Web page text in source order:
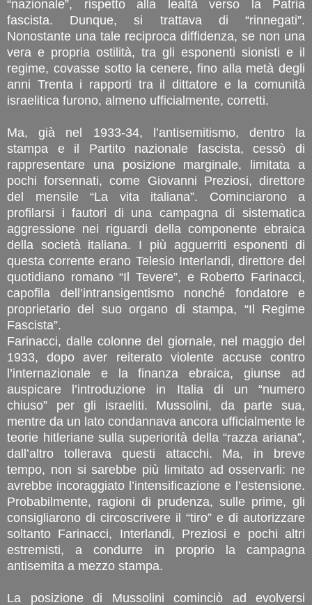
“nazionale”, rispetto alla lealtà verso la Patria
fascista. Dunque, si trattava di “rinnegati”.
Nonostante una tale reciproca diffidenza, se non una
vera e propria ostilità, tra gli esponenti sionisti e il
regime, covasse sotto la cenere, fino alla metà degli
anni Trenta i rapporti tra il dittatore e la comunità
israelitica furono, almeno ufficialmente, corretti.
Ma, già nel 1933-34, l’antisemitismo, dentro la
stampa e il Partito nazionale fascista, cessò di
rappresentare una posizione marginale, limitata a
pochi forsennati, come Giovanni Preziosi, direttore
del mensile “La vita italiana”. Cominciarono a
profilarsi i fautori di una campagna di sistematica
aggressione nei riguardi della componente ebraica
della società italiana. I più agguerriti esponenti di
questa corrente erano Telesio Interlandi, direttore del
quotidiano romano “Il Tevere”, e Roberto Farinacci,
capofila dell’intransigentismo nonché fondatore e
proprietario del suo organo di stampa, “Il Regime
Fascista”.
Farinacci, dalle colonne del giornale, nel maggio del
1933, dopo aver reiterato violente accuse contro
l’internazionale e la finanza ebraica, giunse ad
auspicare l’introduzione in Italia di un “numero
chiuso” per gli israeliti. Mussolini, da parte sua,
mentre da un lato condannava ancora ufficialmente le
teorie hitleriane sulla superiorità della “razza ariana”,
dall’altro tollerava questi attacchi. Ma, in breve
tempo, non si sarebbe più limitato ad osservarli: ne
avrebbe incoraggiato l’intensificazione e l’estensione.
Probabilmente, ragioni di prudenza, sulle prime, gli
consigliarono di circoscrivere il “tiro” e di autorizzare
soltanto Farinacci, Interlandi, Preziosi e pochi altri
estremisti, a condurre in proprio la campagna
antisemita a mezzo stampa.
La posizione di Mussolini cominciò ad evolversi